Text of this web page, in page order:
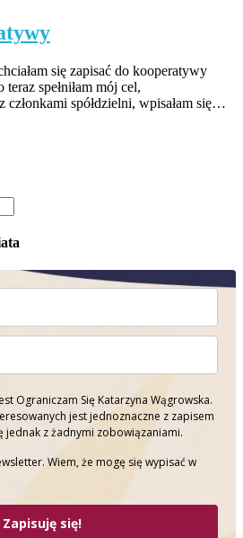
się zapisać do kooperatywy
spełniłam mój cel,
członkami spółdzielni, wpisałam się…
Ograniczam Się Katarzyna Wągrowska.
jest jednoznaczne z zapisem
jednak z żadnymi zobowiązaniami.
Wiem, że mogę się wypisać w
Zapisuję się!